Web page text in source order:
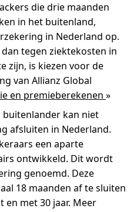
die drie maanden
in het buitenland,
in Nederland op.
tegen ziektekosten in
zijn, is kiezen voor de
van Allianz Global
en premieberekenen »
buitenlander kan niet
afsluiten in Nederland.
een aparte
ontwikkeld. Dit wordt
genoemd. Deze
18 maanden af te sluiten
met 30 jaar. Meer